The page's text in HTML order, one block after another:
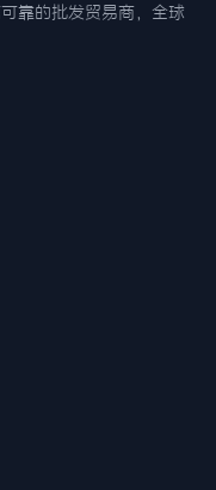
靠的批发贸易商，全球